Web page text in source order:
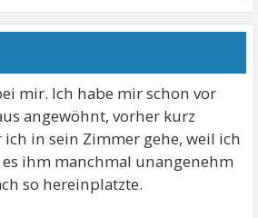
mir. Ich habe mir schon vor
angewöhnt, vorher kurz
in sein Zimmer gehe, weil ich
ihm manchmal unangenehm
so hereinplatzte.